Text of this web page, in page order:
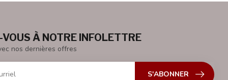
À NOTRE INFOLETTRE
nos dernières offres
S'ABONNER